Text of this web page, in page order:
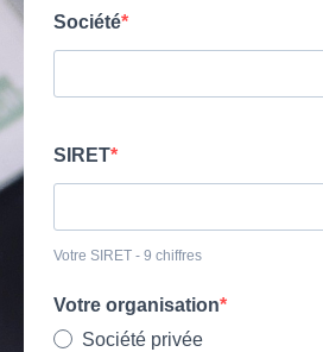
Société
SIRET
Votre SIRET - 9 chiffres
Votre organisation
Société privée